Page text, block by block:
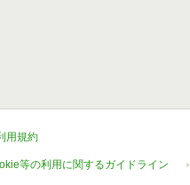
用規約
等の利用に関するガイドライン